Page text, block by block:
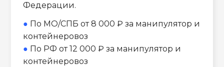
Федерации.
● По МО/СПБ от 8 000 ₽ за манипулятор и
контейнеровоз
● По РФ от 12 000 ₽ за манипулятор и
контейнеровоз